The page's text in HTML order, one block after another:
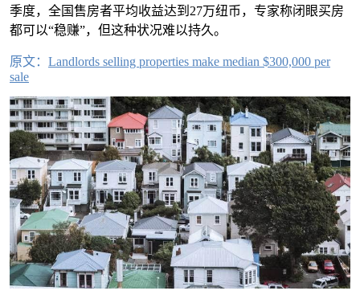
季度，全国售房者平均收益达到27万纽币，专家称闭眼买房
都可以“稳赚”，但这种状况难以持久。
原文： Landlords selling properties make median $300,000 per
sale